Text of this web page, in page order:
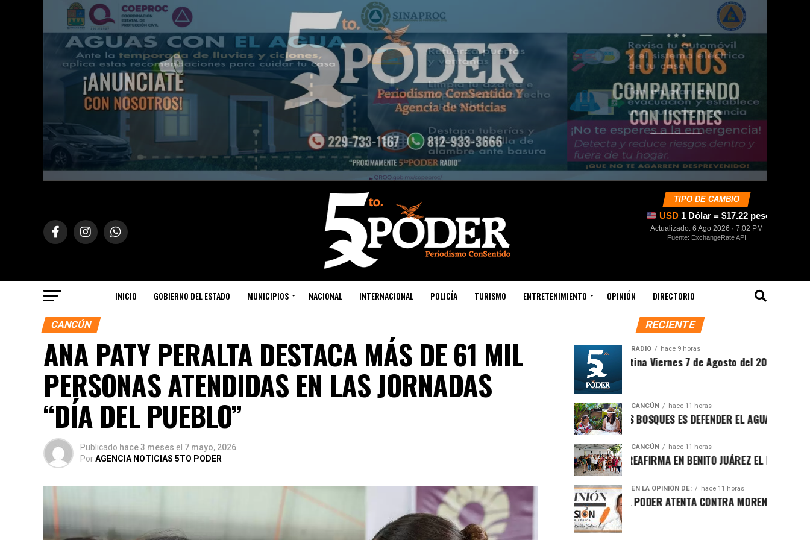
TIPO DE CAMBIO
USD 1 Dólar = $17.22 pesos
Actualizado: 6 Ago 2026 · 7:02 PM
Fuente: ExchangeRate API
INICIO GOBIERNO DEL ESTADO MUNICIPIOS NACIONAL INTERNACIONAL POLICÍA TURISMO ENTRETENIMIENTO OPINIÓN DIRECTORIO
CANCÚN
ANA PATY PERALTA DESTACA MÁS DE 61 MIL
PERSONAS ATENDIDAS EN LAS JORNADAS
“DÍA DEL PUEBLO”
Publicado hace 3 meses el 7 mayo, 2026
PorAGENCIA NOTICIAS 5TO PODER
RECIENTE
RADIO hace 9 horas
Sintesis Matutina Viernes 7 de Agosto del 2026
CANCÚN hace 11 horas
PROTEGER LOS BOSQUES ES DEFENDER EL AGUA Y EL FUTURO
CANCÚN hace 11 horas
RAFA MARÍN REAFIRMA EN BENITO JUÁREZ EL LLAMADO A
EN LA OPINIÓN DE: hace 11 horas
LUCHA POR EL PODER ATENTA CONTRA MORENA EN Q.ROO